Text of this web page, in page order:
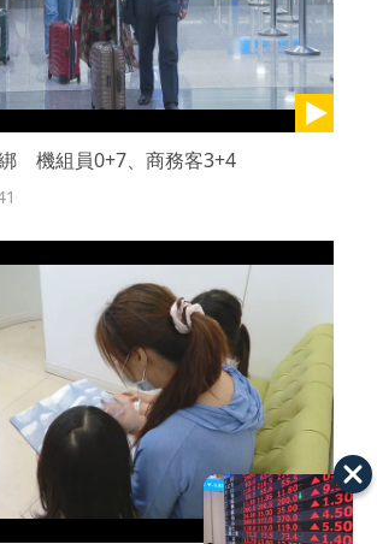
機組員0+7、商務客3+4